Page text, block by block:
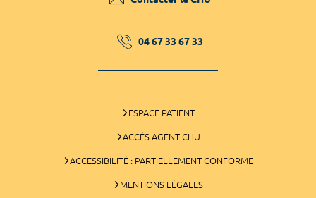
04 67 33 67 33
ESPACE PATIENT
ACCÈS AGENT CHU
ACCESSIBILITÉ : PARTIELLEMENT CONFORME
MENTIONS LÉGALES